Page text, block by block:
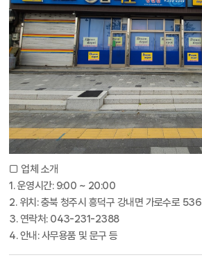
□ 업체 소개
1. 운영시간: 9:00 ~ 20:00
2. 위치: 충북 청주시 흥덕구 강내면 가로수로 536
3. 연락처: 043-231-2388
4. 안내: 사무용품 및 문구 등